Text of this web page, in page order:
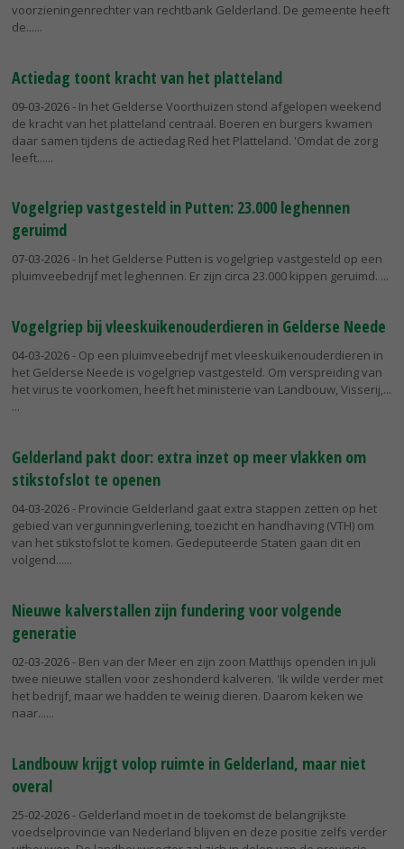
voorzieningenrechter van rechtbank Gelderland. De gemeente heeft
de...
Actiedag toont kracht van het platteland
09-03-2026- In het Gelderse Voorthuizen stond afgelopen weekend
de kracht van het platteland centraal. Boeren en burgers kwamen
daar samen tijdens de actiedag Red het Platteland. 'Omdat de zorg
leeft...
Vogelgriep vastgesteld in Putten: 23.000 leghennen
geruimd
07-03-2026- In het Gelderse Putten is vogelgriep vastgesteld op een
pluimveebedrijf met leghennen. Er zijn circa 23.000 kippen geruimd.
Vogelgriep bij vleeskuikenouderdieren in Gelderse Neede
04-03-2026- Op een pluimveebedrijf met vleeskuikenouderdieren in
het Gelderse Neede is vogelgriep vastgesteld. Om verspreiding van
het virus te voorkomen, heeft het ministerie van Landbouw, Visserij,...
Gelderland pakt door: extra inzet op meer vlakken om
stikstofslot te openen
04-03-2026- Provincie Gelderland gaat extra stappen zetten op het
gebied van vergunningverlening, toezicht en handhaving (VTH) om
van het stikstofslot te komen. Gedeputeerde Staten gaan dit en
volgend...
Nieuwe kalverstallen zijn fundering voor volgende
generatie
02-03-2026- Ben van der Meer en zijn zoon Matthijs openden in juli
twee nieuwe stallen voor zeshonderd kalveren. 'Ik wilde verder met
het bedrijf, maar we hadden te weinig dieren. Daarom keken we
naar...
Landbouw krijgt volop ruimte in Gelderland, maar niet
overal
25-02-2026- Gelderland moet in de toekomst de belangrijkste
voedselprovincie van Nederland blijven en deze positie zelfs verder